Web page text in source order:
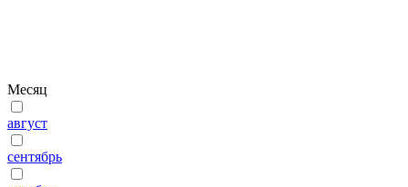
Месяц
август
сентябрь